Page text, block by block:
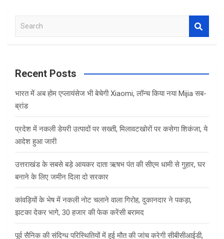
a
c
Recent Posts
भारत में अब होम एप्लायंसेज भी बेचेगी Xiaomi, लॉन्च किया नया Mijia सब-
ब्रांड
प्रदेश में नकली डेयरी उत्पादों पर सख्ती, मिलावटखोरों पर कसेगा शिकंजा, ये
आदेश हुआ जारी
उत्तराखंड के सबसे बड़े आयकर दाता ऋषभ पंत की सीएम धामी से गुहार, घर
बनाने के लिए जमीन दिला दो सरकार
कांवड़ियों के भेष में नकली नोट चलाने वाला गिरोह, दुकानदार ने पकड़ा,
झटका देकर भागे, 30 हजार की फेक करेंसी बरामद
पूर्व सैनिक की संदिग्ध परिस्थितियों में हुई मौत की जांच करेगी सीबीसीआईडी,